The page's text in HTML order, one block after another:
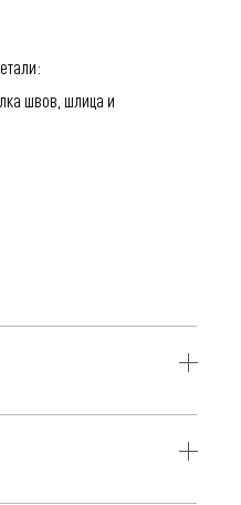
швов, шлица и